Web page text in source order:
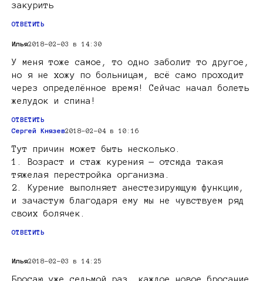
закурить
ОТВЕТИТЬ
Илья2018-02-03 в 14:30
У меня тоже самое, то одно заболит то другое,
но я не хожу по больницам, всё само проходит
через определённое время! Сейчас начал болеть
желудок и спина!
ОТВЕТИТЬ
Сергей Князев2018-02-04 в 10:16
Тут причин может быть несколько.
1. Возраст и стаж курения — отсюда такая
тяжелая перестройка организма.
2. Курение выполняет анестезирующую функцию,
и зачастую благодаря ему мы не чувствуем ряд
своих болячек.
ОТВЕТИТЬ
Илья2018-02-03 в 14:25